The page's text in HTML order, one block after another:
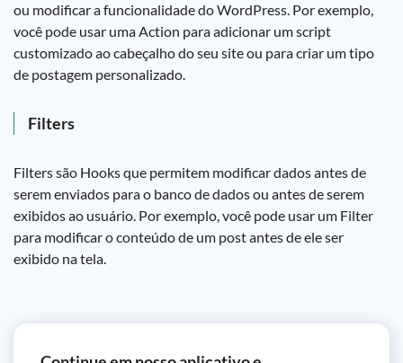
ou modificar a funcionalidade do WordPress. Por exemplo,
você pode usar uma Action para adicionar um script
customizado ao cabeçalho do seu site ou para criar um tipo
de postagem personalizado.
Filters
Filters são Hooks que permitem modificar dados antes de
serem enviados para o banco de dados ou antes de serem
exibidos ao usuário. Por exemplo, você pode usar um Filter
para modificar o conteúdo de um post antes de ele ser
exibido na tela.